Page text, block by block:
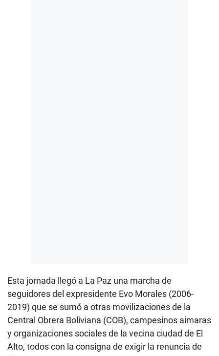
Esta jornada llegó a La Paz una marcha de
seguidores del expresidente Evo Morales (2006-
2019) que se sumó a otras movilizaciones de la
Central Obrera Boliviana (COB), campesinos aimaras
y organizaciones sociales de la vecina ciudad de El
Alto, todos con la consigna de exigir la renuncia de